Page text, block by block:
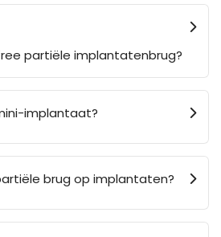
partiële implantatenbrug?
implantaat?
brug op implantaten?